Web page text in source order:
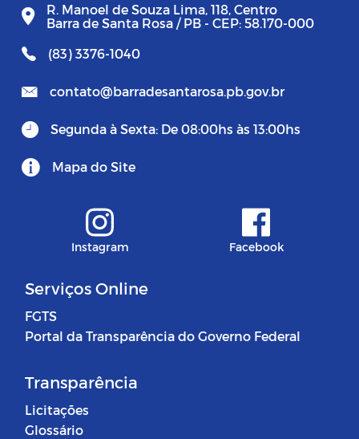
R. Manoel de Souza Lima, 118, Centro
Barra de Santa Rosa / PB - CEP: 58.170-000
(83) 3376-1040
contato@barradesantarosa.pb.gov.br
Segunda à Sexta: De 08:00hs às 13:00hs
Mapa do Site
Instagram Facebook
Serviços Online
FGTS
Portal da Transparência do Governo Federal
Transparência
Licitações
Glossário